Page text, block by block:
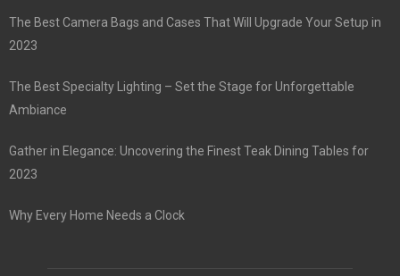
The Best Camera Bags and Cases That Will Upgrade Your Setup in
2023
The Best Specialty Lighting – Set the Stage for Unforgettable
Ambiance
Gather in Elegance: Uncovering the Finest Teak Dining Tables for
2023
Why Every Home Needs a Clock